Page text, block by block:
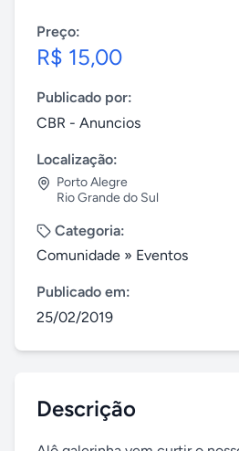
Preço:
R$ 15,00
Publicado por:
CBR - Anuncios
Localização:
Porto Alegre
Rio Grande do Sul
Categoria:
Comunidade » Eventos
Publicado em:
25/02/2019
Descrição